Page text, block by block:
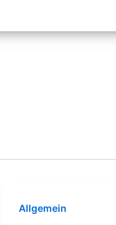
Allgemein